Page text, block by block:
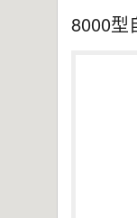
偉
8000型